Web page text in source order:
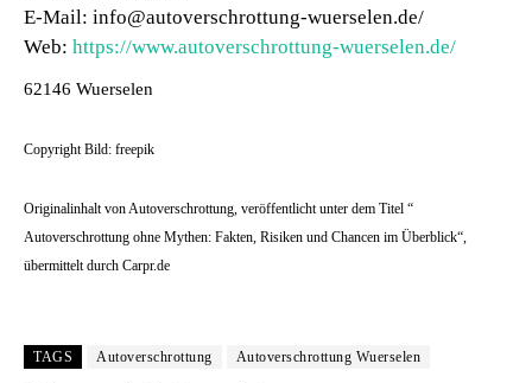
E-Mail: info@autoverschrottung-wuerselen.de/
Web: https://www.autoverschrottung-wuerselen.de/
62146 Wuerselen
Copyright Bild: freepik
Originalinhalt von Autoverschrottung, veröffentlicht unter dem Titel “
Autoverschrottung ohne Mythen: Fakten, Risiken und Chancen im Überblick“,
übermittelt durch Carpr.de
TAGS Autoverschrottung Autoverschrottung Wuerselen